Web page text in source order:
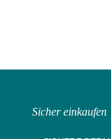
Sicher einkaufen